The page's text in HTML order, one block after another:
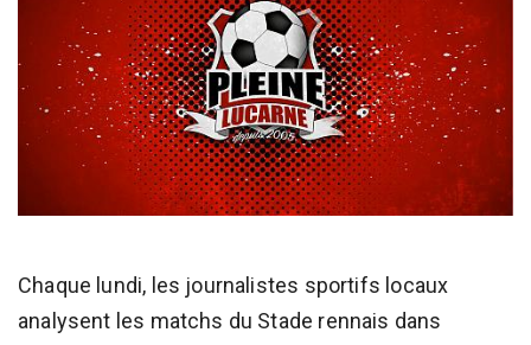
Chaque lundi, les journalistes sportifs locaux
analysent les matchs du Stade rennais dans